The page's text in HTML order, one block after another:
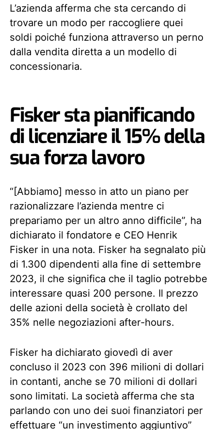
L’azienda afferma che sta cercando di
trovare un modo per raccogliere quei
soldi poiché funziona attraverso un perno
dalla vendita diretta a un modello di
concessionaria.
Fisker sta pianificando
di licenziare il 15% della
sua forza lavoro
“[Abbiamo] messo in atto un piano per
razionalizzare l’azienda mentre ci
prepariamo per un altro anno difficile”, ha
dichiarato il fondatore e CEO Henrik
Fisker in una nota. Fisker ha segnalato più
di 1.300 dipendenti alla fine di settembre
2023, il che significa che il taglio potrebbe
interessare quasi 200 persone. Il prezzo
delle azioni della società è crollato del
35% nelle negoziazioni after-hours.
Fisker ha dichiarato giovedì di aver
concluso il 2023 con 396 milioni di dollari
in contanti, anche se 70 milioni di dollari
sono limitati. La società afferma che sta
parlando con uno dei suoi finanziatori per
effettuare “un investimento aggiuntivo”